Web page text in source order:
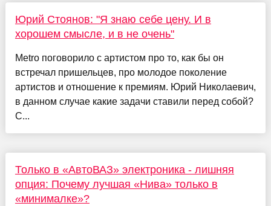
Юрий Стоянов: "Я знаю себе цену. И в
хорошем смысле, и в не очень"
Metro поговорило с артистом про то, как бы он
встречал пришельцев, про молодое поколение
артистов и отношение к премиям. Юрий Николаевич,
в данном случае какие задачи ставили перед собой?
С...
Только в «АвтоВАЗ» электроника - лишняя
опция: Почему лучшая «Нива» только в
«минималке»?